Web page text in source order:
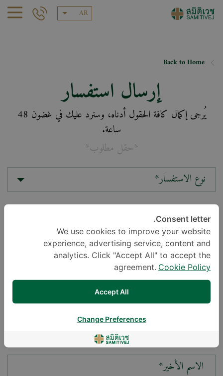
AR
Back to Home
إرسال استفسار
يُرجى إكمال كافة الحقول أدناه، وسنرد عليك في غضون 48
ساعة.
*حقل مطلوب*
نوع الاستفسار*
الموقع*
سؤالك*
الاسم الأخير*
Consent letter.
We use cookies to improve your website
experience, advertising service, content and
analytics. Click "Accept All" to accept the
agreement. Cookie Policy
Accept All
Change Preferences